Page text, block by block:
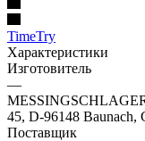
TimeTry
Характеристики
Изготовитель
—
45, D-96148 Baunach,
Поставщик